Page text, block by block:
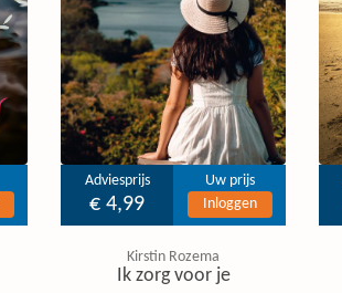
Adviesprijs
€ 4,99
Uw prijs
Inloggen
Kirstin Rozema
Ik zorg voor je